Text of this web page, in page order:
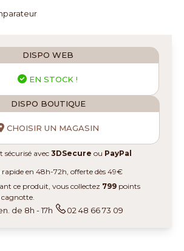
DISPO WEB
EN STOCK !
DISPO BOUTIQUE
CHOISIR UN MAGASIN
sécurisé avec3DSecure ou PayPal
rapide en 48h-72h, offerte dès 49€
ce produit, vous collectez 799 points
de 8h - 17h 02 48 66 73 09